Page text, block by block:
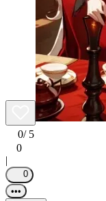
0/ 5
0
|
0
•••